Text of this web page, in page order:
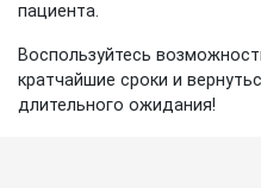
пациента.
Воспользуйтесь
кратчайшие сроки и
длительного ожидания!